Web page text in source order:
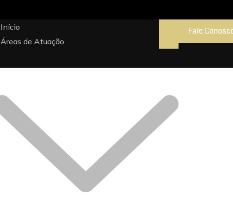
Início
Áreas de Atuação
Fale